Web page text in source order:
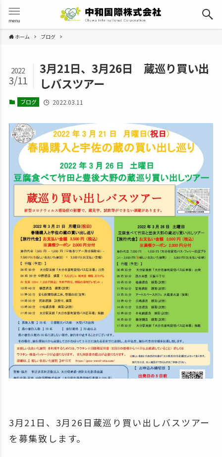
menu
ホーム ブログ
3月21日、3月26日 蔵巡り買い出
しバスツアー
2022
3/11
ブログ 2022.03.11
3月21日、3月26日蔵巡り買い出しバスツアー
を募集致します。